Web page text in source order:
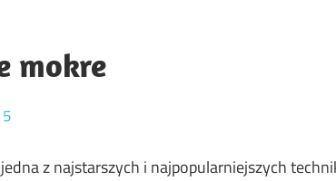
mokre
z najstarszych i najpopularniejszych